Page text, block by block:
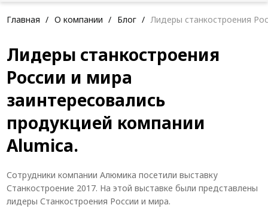
Контакты
Система конструкционного алюминиевого
профиля
Конструкционная трубная система
Модульная трубная система
Кабельные короба
Конвейерная фурнитура
Лестничная система
Система V-паза NEW!
Главная О компании Блог Лидеры станкостроения
Лидеры станкостроения
России и мира
заинтересовались
продукцией компании
Alumica.
Сотрудники компании Алюмика посетили выставку
Станкостроение 2017. На этой выставке были представлены
лидеры Станкостроения России и мира.